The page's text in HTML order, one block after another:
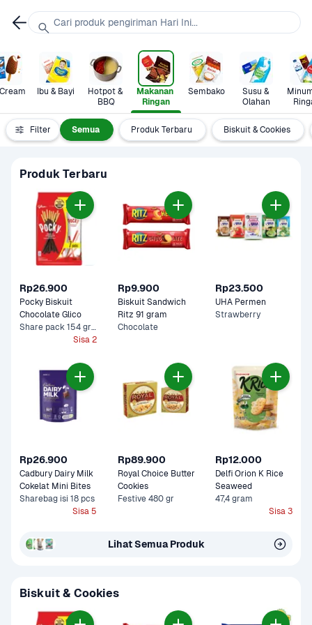
Ibu & Bayi
Hotpot &
BBQ
Makanan
Ringan
Sembako
Susu &
Olahan
Filter Semua Produk Terbaru Biskuit & Cookies
Produk Terbaru
Rp26.900
Pocky Biskuit
Share pack 154 gram
Sisa 2
Rp9.900
Biskuit Sandwich
Ritz 91 gram
Chocolate
Rp23.500
Strawberry
Rp26.900
Cadbury Dairy Milk
Cokelat Mini Bites
Sharebag isi 18 pcs
Sisa 5
Rp89.900
Royal Choice Butter
Cookies
Festive 480 gr
Rp12.000
Delfi Orion K Rice
47,4 gram
Sisa 3
Lihat Semua Produk
Biskuit & Cookies
Cari produk pengiriman Hari Ini...